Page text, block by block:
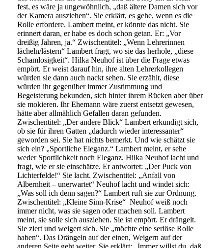
fest, es wäre ja ungewöhnlich, „daß ältere Damen sich vor
der Kamera ausziehen“. Sie erklärt, es gehe, wenn es die
Rolle erfordere. Lambert meint, er könnte das nicht. Sie
erinnert daran, er habe es doch schon getan. Er: „Vor
dreißig Jahren, ja.“ Zwischentitel: „Wenn Lehrerinnen
lächeln/lästern“ Lambert fragt, wo sie das herhole, „diese
Schamlosigkeit“. Hilka Neuhof ist über die Frage etwas
empört. Er weist darauf hin, ihre alten Lehrerkollegen
würden sie dann auch nackt sehen. Sie erzählt, diese
würden ihr gegenüber immer Zustimmung und
Begeisterung bekunden, sich hinter ihrem Rücken aber über
sie mokieren. Ihr Ehemann wäre zuerst entsetzt gewesen,
hätte aber allmählich Gefallen daran gefunden.
Zwischentitel: „Der andere Blick“ Lambert erkundigt sich,
ob sie für ihren Gatten „dadurch wieder interessanter“
geworden sei. Sie hat nichts bemerkt. Und wie schätzt sie
sich ein? „Sportliche Eleganz.“ Lambert meint, er sehe
weder Sportlichkeit noch Eleganz. Hilka Neuhof lacht und
fragt, wie er sie einschätze. Er antwortet: „Der Puck von
Lichterfelde!“ Sie lacht. Zwischentitel: „Anfall von
Albernheit – unerwartet“ Neuhof lacht und windet sich:
„Was soll ich denn sagen?“ Lambert ruft sie zur Ordnung.
Zwischentitel: „Kleine Sinn-Krise“ Neuhof weiß noch
immer nicht, was sie sagen oder machen soll. Lambert
meint, sie solle sich ausziehen. Sie ist empört. Er drängelt.
Sie ziert und weigert sich. Sie „möchte eine seriöse Rolle
haben“. Das Drängeln auf der einen, Weigern auf der